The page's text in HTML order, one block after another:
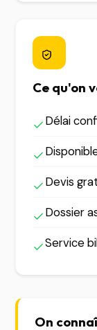
Ce qu'on
Délai
Devis
Dossier
Service
On